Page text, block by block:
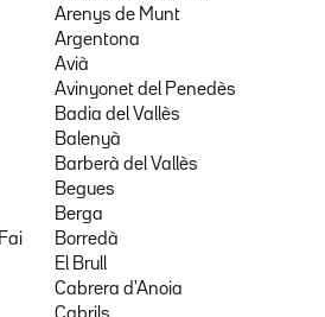
Arenys de Munt
Argentona
Avià
Avinyonet del Penedès
Badia del Vallès
Balenyà
Barberà del Vallès
Begues
Berga
Borredà
El Brull
Cabrera d'Anoia